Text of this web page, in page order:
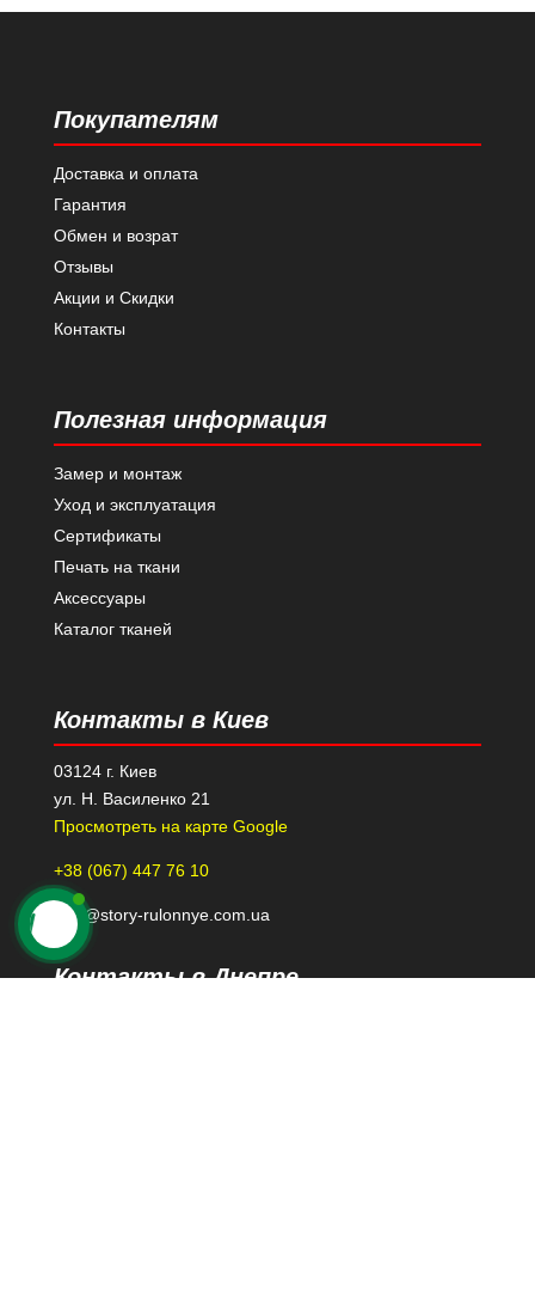
Покупателям
Доставка и оплата
Гарантия
Обмен и возрат
Отзывы
Акции и Скидки
Контакты
Полезная информация
Замер и монтаж
Уход и эксплуатация
Сертификаты
Печать на ткани
Аксессуары
Каталог тканей
Контакты в Киев
03124 г. Киев
ул. Н. Василенко 21
Просмотреть на карте Google
+38 (067) 447 76 10
kiev@story-rulonnye.com.ua
Контакты в Днепре